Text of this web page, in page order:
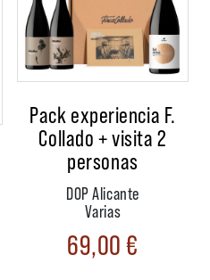
Pack experiencia F.
Collado + visita 2
personas
DOP Alicante
Varias
69,00€